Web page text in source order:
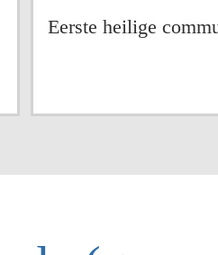
Eerste heilige